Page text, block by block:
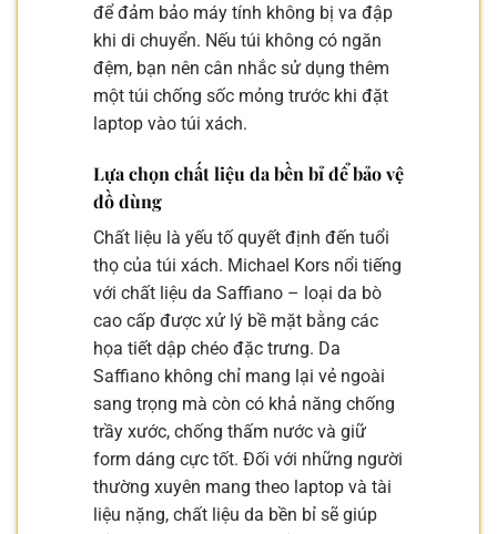
để đảm bảo máy tính không bị va đập
khi di chuyển. Nếu túi không có ngăn
đệm, bạn nên cân nhắc sử dụng thêm
một túi chống sốc mỏng trước khi đặt
laptop vào túi xách.
Lựa chọn chất liệu da bền bỉ để bảo vệ
đồ dùng
Chất liệu là yếu tố quyết định đến tuổi
thọ của túi xách. Michael Kors nổi tiếng
với chất liệu da Saffiano – loại da bò
cao cấp được xử lý bề mặt bằng các
họa tiết dập chéo đặc trưng. Da
Saffiano không chỉ mang lại vẻ ngoài
sang trọng mà còn có khả năng chống
trầy xước, chống thấm nước và giữ
form dáng cực tốt. Đối với những người
thường xuyên mang theo laptop và tài
liệu nặng, chất liệu da bền bỉ sẽ giúp